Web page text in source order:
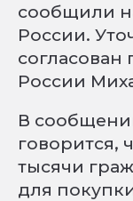
сообщили
России.
России
В
говорится,
тысячи
для